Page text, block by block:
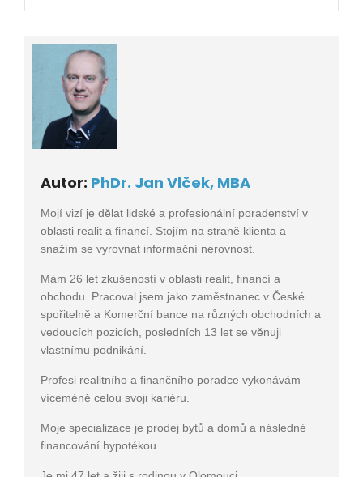
Autor: PhDr. Jan Vlček, MBA
Mojí vizí je dělat lidské a profesionální poradenství v
oblasti realit a financí. Stojím na straně klienta a
snažím se vyrovnat informační nerovnost.
Mám 26 let zkušeností v oblasti realit, financí a
obchodu. Pracoval jsem jako zaměstnanec v České
spořitelně a Komerční bance na různých obchodních a
vedoucích pozicích, posledních 13 let se věnuji
vlastnímu podnikání.
Profesi realitního a finančního poradce vykonávám
víceméně celou svoji kariéru.
Moje specializace je prodej bytů a domů a následné
financování hypotékou.